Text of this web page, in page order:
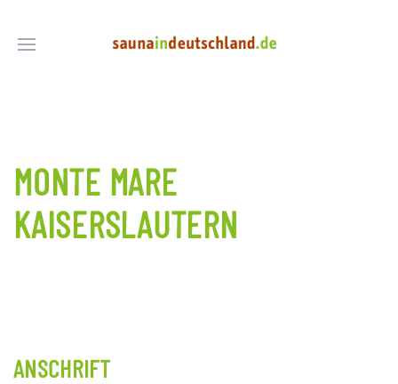
MONTE MARE
KAISERSLAUTERN
ANSCHRIFT